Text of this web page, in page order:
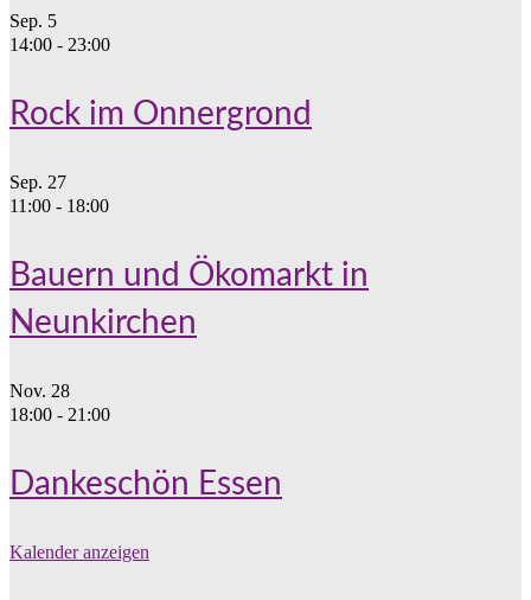
Sep. 5
14:00 - 23:00
Rock im Onnergrond
Sep. 27
11:00 - 18:00
Bauern und Ökomarkt in
Neunkirchen
Nov. 28
18:00 - 21:00
Dankeschön Essen
Kalender anzeigen